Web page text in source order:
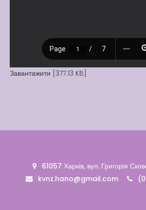
Завантажити [377.13 KB]
61057 Харків, вул. Григорія
kvnz.hano@gmail.com